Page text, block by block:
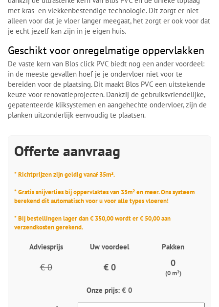
met kras- en vlekkenbestendige technologie. Dit zorgt er niet
alleen voor dat je vloer langer meegaat, het zorgt er ook voor dat
je echt jezelf kan zijn in je eigen huis.
Geschikt voor onregelmatige oppervlakken
De vaste kern van Blos click PVC biedt nog een ander voordeel:
in de meeste gevallen hoef je je ondervloer niet voor te
bereiden voor de plaatsing. Dit maakt Blos PVC een uitstekende
keuze voor renovatieprojecten. Dankzij de gebruiksvriendelijke,
gepatenteerde kliksystemen en aangehechte ondervloer, zijn de
planken uitzonderlijk eenvoudig te plaatsen.
Offerte aanvraag
* Richtprijzen zijn geldig vanaf 35m².
* Gratis snijverlies bij oppervlaktes van 35m² en meer. Ons systeem
berekend dit automatisch voor u voor alle types vloeren!
* Bij bestellingen lager dan € 350,00 wordt er € 50,00 aan
verzendkosten gerekend.
Adviesprijs Uw voordeel Pakken
€ 0 € 0 0
(0 m²)
Onze prijs: € 0